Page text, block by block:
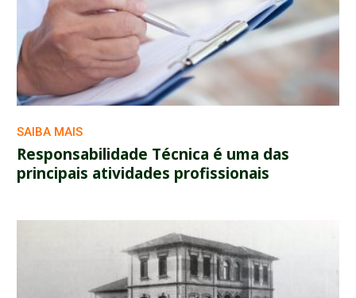
SAIBA MAIS
Responsabilidade Técnica é uma das
principais atividades profissionais